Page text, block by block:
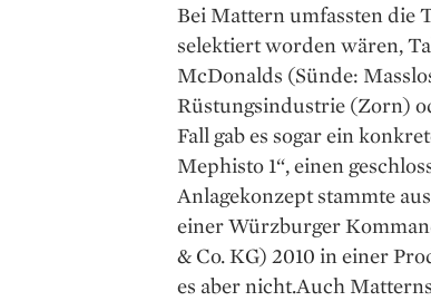
Bei Mattern umfassten die
selektiert worden wären,
McDonalds (Sünde:
Rüstungsindustrie (Zorn)
Fall gab es sogar ein
Mephisto 1“, einen
Anlagekonzept stammte
einer Würzburger
& Co. KG) 2010 in einer
es aber nicht.Auch